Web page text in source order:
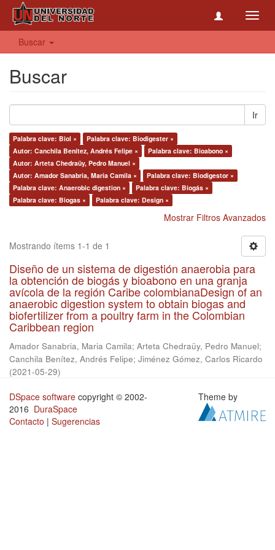
Buscar
Buscar
Ir
Palabra clave: Biol ×
Palabra clave: Biodigester ×
Autor: Canchila Benítez, Andrés Felipe ×
Palabra clave: Bioabono ×
Autor: Arteta Chedraüy, Pedro Manuel ×
Autor: Amador Sanabria, Maria Camila ×
Palabra clave: Biodigestor ×
Palabra clave: Anaerobic digestion ×
Palabra clave: Biogás ×
Palabra clave: Biogas ×
Palabra clave: Design ×
Mostrar Filtros Avanzados
Mostrando ítems 1-1 de 1
Diseño de un sistema de digestión anaerobia para
la obtención de biogás y bioabono en una granja
avícola de la región Caribe colombianaDesign of an
anaerobic digestion system to obtain biogas and
biofertilizer from a poultry farm in the Colombian
Caribbean region
Amador Sanabria, Maria Camila; Arteta Chedraüy, Pedro Manuel;
Canchila Benítez, Andrés Felipe; Jiménez Gómez, Carlos Ricardo
(2021-05-29)
DSpace software copyright © 2002-
2016 DuraSpace
Contacto | Sugerencias
Theme by